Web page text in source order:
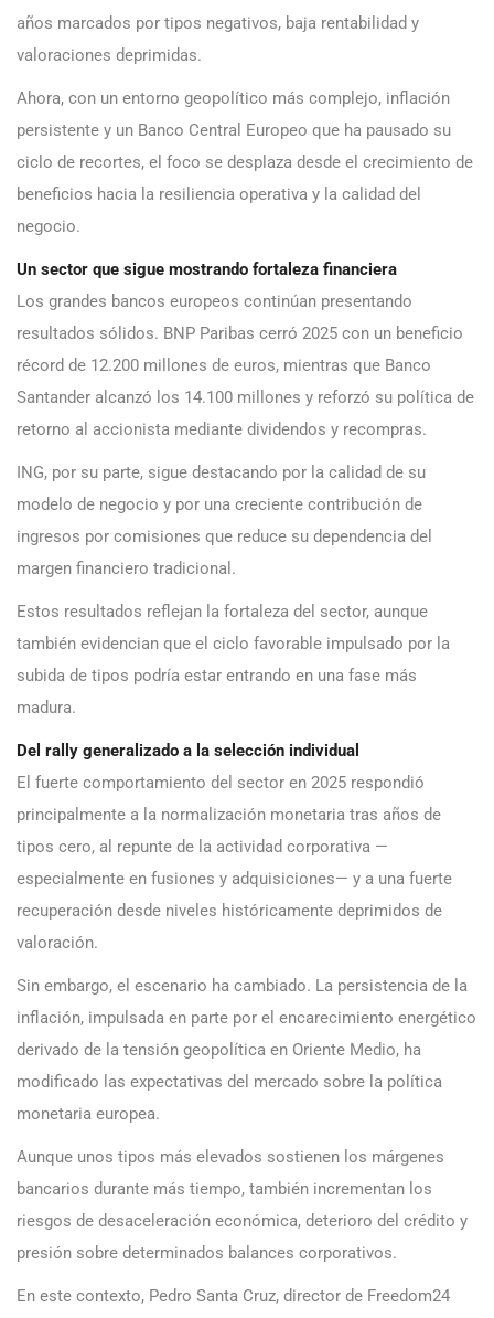
años marcados por tipos negativos, baja rentabilidad y
valoraciones deprimidas.
Ahora, con un entorno geopolítico más complejo, inflación
persistente y un Banco Central Europeo que ha pausado su
ciclo de recortes, el foco se desplaza desde el crecimiento de
beneficios hacia la resiliencia operativa y la calidad del
negocio.
Un sector que sigue mostrando fortaleza financiera
Los grandes bancos europeos continúan presentando
resultados sólidos. BNP Paribas cerró 2025 con un beneficio
récord de 12.200 millones de euros, mientras que Banco
Santander alcanzó los 14.100 millones y reforzó su política de
retorno al accionista mediante dividendos y recompras.
ING, por su parte, sigue destacando por la calidad de su
modelo de negocio y por una creciente contribución de
ingresos por comisiones que reduce su dependencia del
margen financiero tradicional.
Estos resultados reflejan la fortaleza del sector, aunque
también evidencian que el ciclo favorable impulsado por la
subida de tipos podría estar entrando en una fase más
madura.
Del rally generalizado a la selección individual
El fuerte comportamiento del sector en 2025 respondió
principalmente a la normalización monetaria tras años de
tipos cero, al repunte de la actividad corporativa —
especialmente en fusiones y adquisiciones— y a una fuerte
recuperación desde niveles históricamente deprimidos de
valoración.
Sin embargo, el escenario ha cambiado. La persistencia de la
inflación, impulsada en parte por el encarecimiento energético
derivado de la tensión geopolítica en Oriente Medio, ha
modificado las expectativas del mercado sobre la política
monetaria europea.
Aunque unos tipos más elevados sostienen los márgenes
bancarios durante más tiempo, también incrementan los
riesgos de desaceleración económica, deterioro del crédito y
presión sobre determinados balances corporativos.
En este contexto, Pedro Santa Cruz, director de Freedom24